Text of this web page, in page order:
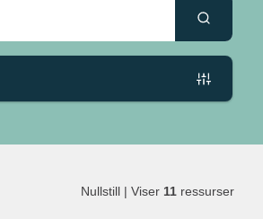
Nullstill | Viser 11 ressurser